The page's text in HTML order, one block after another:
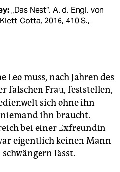
„Das Nest“. A. d. Engl. von
Cotta, 2016, 410 S.,
Leo muss, nach Jahren des
falschen Frau, feststellen,
sich ohne ihn
ihn braucht.
bei einer Exfreundin
eigentlich keinen Mann
lässt.